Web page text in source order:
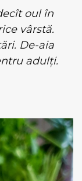
oul în
vârstă.
De-aia
adulți.